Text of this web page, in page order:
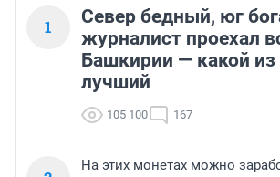
1
Север бедный, юг
журналист проехал
Башкирии — какой из
лучший
105 100 167
На этих монетах можно